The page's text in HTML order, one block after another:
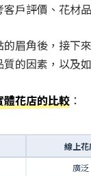
戶評價、花材
眉角後，接下
的因素，以及
花店的比較 ：
線上花
廣泛